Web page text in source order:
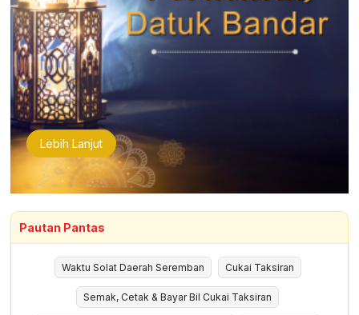
Lebih Lanjut
Pautan Pantas
Waktu Solat Daerah Seremban Cukai Taksiran
Semak, Cetak & Bayar Bil Cukai Taksiran